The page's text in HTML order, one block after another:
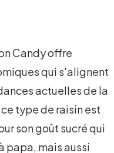
Candy offre
qui s'alignent
actuelles de la
type de raisin est
son goût sucré qui
papa, mais aussi